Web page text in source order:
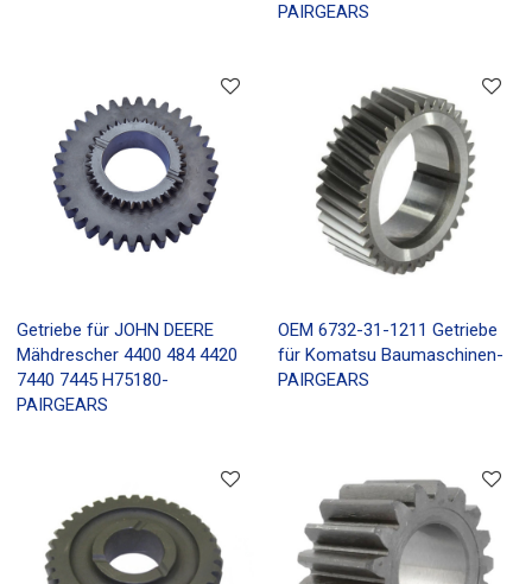
PAIRGEARS
Getriebe für JOHN DEERE
Mähdrescher 4400 484 4420
7440 7445 H75180-
PAIRGEARS
OEM 6732-31-1211 Getriebe
für Komatsu Baumaschinen-
PAIRGEARS